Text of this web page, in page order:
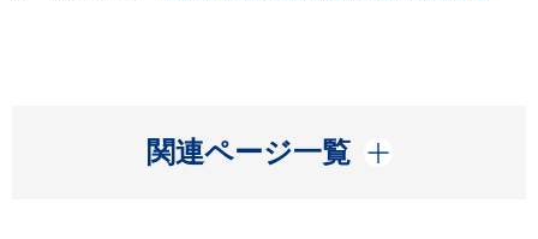
関連ページ一覧
開く